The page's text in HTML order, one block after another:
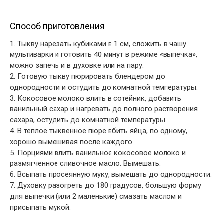
Способ приготовления
1. Тыкву нарезать кубиками в 1 см, сложить в чашу
мультиварки и готовить 40 минут в режиме «выпечка»,
можно запечь и в духовке или на пару.
2. Готовую тыкву пюрировать блендером до
однородности и остудить до комнатной температуры.
3. Кокосовое молоко влить в сотейник, добавить
ванильный сахар и нагревать до полного растворения
сахара, остудить до комнатной температуры.
4. В теплое тыквенное пюре вбить яйца, по одному,
хорошо вымешивая после каждого.
5. Порциями влить ванильное кокосовое молоко и
размягченное сливочное масло. Вымешать.
6. Всыпать просеянную муку, вымешать до однородности.
7. Духовку разогреть до 180 градусов, большую форму
для выпечки (или 2 маленькие) смазать маслом и
присыпать мукой.